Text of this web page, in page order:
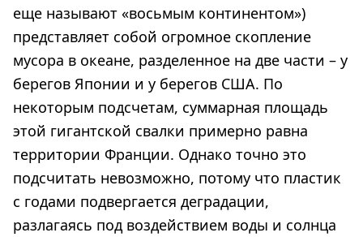
еще называют «восьмым континентом»)
представляет собой огромное скопление
мусора в океане, разделенное на две части – у
берегов Японии и у берегов США. По
некоторым подсчетам, суммарная площадь
этой гигантской свалки примерно равна
территории Франции. Однако точно это
подсчитать невозможно, потому что пластик
с годами подвергается деградации,
разлагаясь под воздействием воды и солнца